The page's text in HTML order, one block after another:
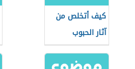
كيف أتخلص من
آثار الحبوب